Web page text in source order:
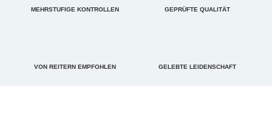
MEHRSTUFIGE KONTROLLEN GEPRÜFTE QUALITÄT
VON REITERN EMPFOHLEN GELEBTE LEIDENSCHAFT